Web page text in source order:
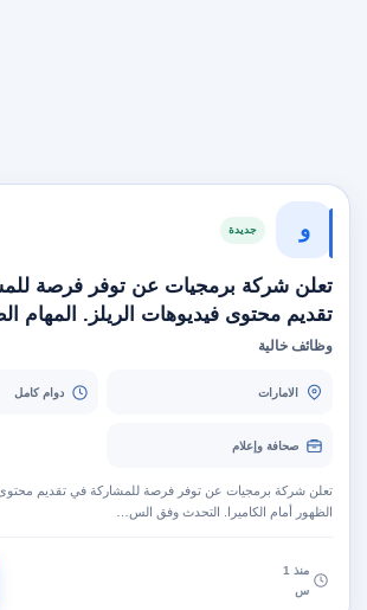
و جديدة
تعلن شركة برمجيات عن توفر فرصة
تقديم محتوى فيديوهات الريلز. المهام
وظائف خالية
الامارات دوام كامل
صحافة وإعلام
تعلن شركة برمجيات عن توفر فرصة للمشاركة في تقديم محتوى
الظهور أمام الكاميرا. التحدث وفق الس…
منذ 1
س